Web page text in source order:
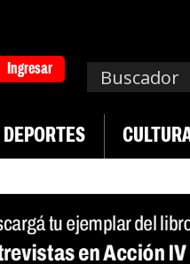
Ingresar
DEPORTES
| Industria textil sigue